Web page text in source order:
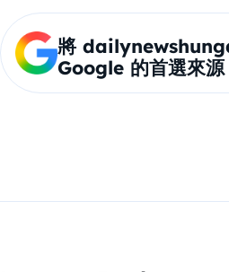
將
Google 的首選來源